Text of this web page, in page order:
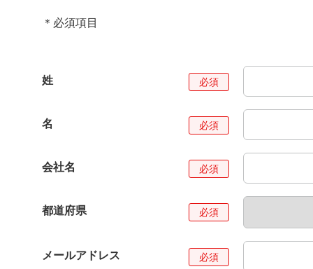
＊必須項目
姓
名
会社名
都道府県
メールアドレス